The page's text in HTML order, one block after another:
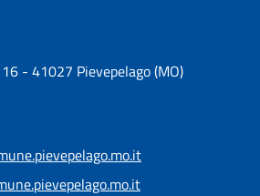
- 41027 Pievepelago (MO)